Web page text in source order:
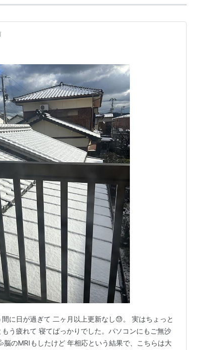
に日が過ぎて 二ヶ月以上更新なし😓。 実はちょっと
う疲れて 寝てばっかりでした。パソコンにもご無沙
脳のMRIもしたけど 年相応という結果で、こちらは大